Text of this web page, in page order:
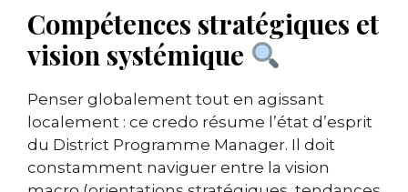
Compétences stratégiques et
vision systémique
Penser globalement tout en agissant
localement : ce credo résume l’état d’esprit
du District Programme Manager. Il doit
constamment naviguer entre la vision